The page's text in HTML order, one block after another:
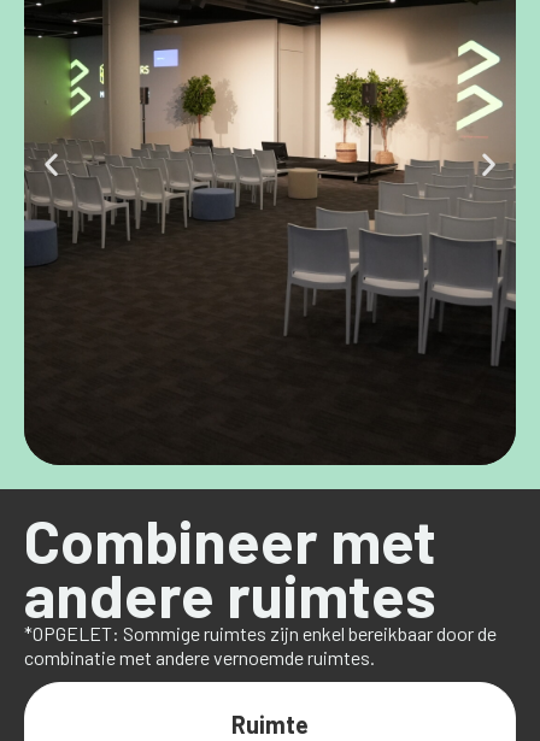
Combineer met
andere ruimtes
*OPGELET: Sommige ruimtes zijn enkel bereikbaar door de
combinatie met andere vernoemde ruimtes.
Ruimte